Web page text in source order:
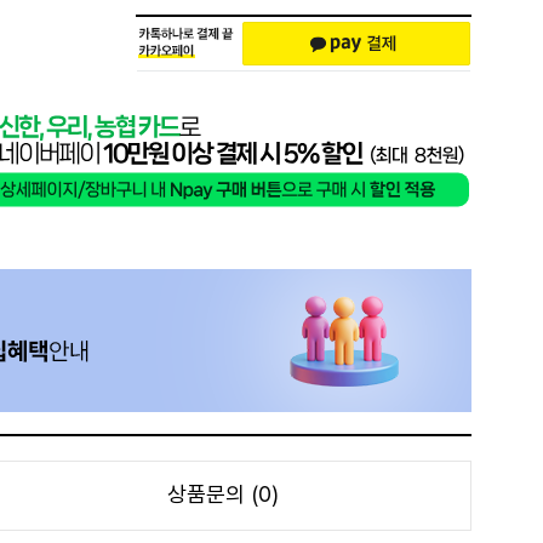
상품문의 (0)